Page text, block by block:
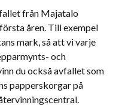
från Majatalo
åren. Till exempel
mark, så att vi varje
och
du också avfallet som
papperskorgar på